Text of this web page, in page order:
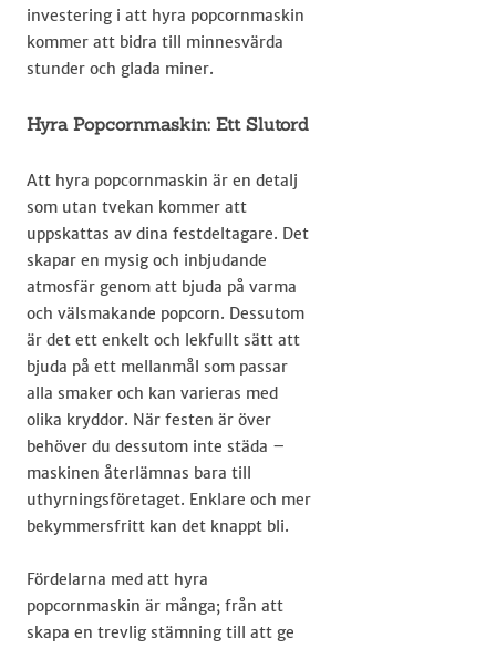
investering i att hyra popcornmaskin
kommer att bidra till minnesvärda
stunder och glada miner.
Hyra Popcornmaskin: Ett Slutord
Att hyra popcornmaskin är en detalj
som utan tvekan kommer att
uppskattas av dina festdeltagare. Det
skapar en mysig och inbjudande
atmosfär genom att bjuda på varma
och välsmakande popcorn. Dessutom
är det ett enkelt och lekfullt sätt att
bjuda på ett mellanmål som passar
alla smaker och kan varieras med
olika kryddor. När festen är över
behöver du dessutom inte städa –
maskinen återlämnas bara till
uthyrningsföretaget. Enklare och mer
bekymmersfritt kan det knappt bli.
Fördelarna med att hyra
popcornmaskin är många; från att
skapa en trevlig stämning till att ge